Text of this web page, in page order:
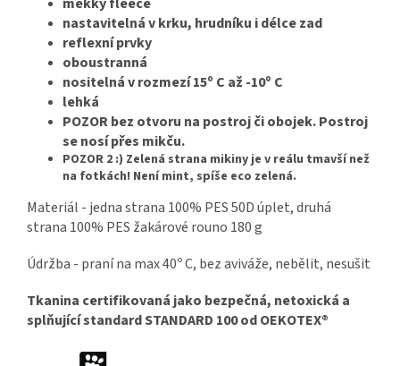
nastavitelná v krku, hrudníku i délce zad
reflexní prvky
oboustranná
nositelná v rozmezí 15º C až -10º C
lehká
POZOR bez otvoru na postroj či obojek. Postroj
se nosí přes mikču.
POZOR 2 :) Zelená strana mikiny je v reálu tmavší než
na fotkách! Není mint, spíše eco zelená.
Materiál - jedna strana 100% PES 50D úplet, druhá
strana 100% PES žakárové rouno 180 g
Údržba - praní na max 40º C, bez aviváže, nebělit, nesušit
Tkanina certifikovaná jako bezpečná, netoxická a
splňující standard STANDARD 100 od OEKOTEX®